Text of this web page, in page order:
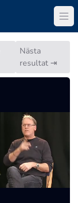
Nästa
resultat ⇥